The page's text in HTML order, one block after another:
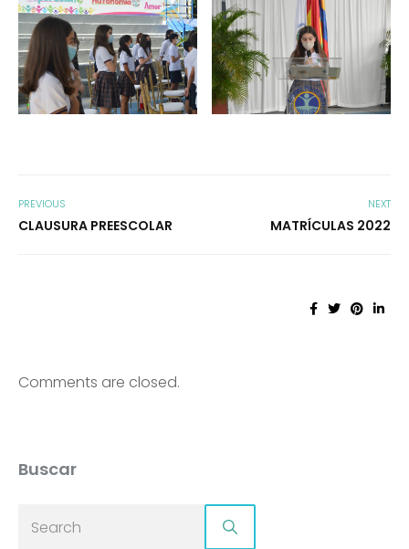
PREVIOUS
CLAUSURA PREESCOLAR
NEXT
MATRÍCULAS 2022
Comments are closed.
Buscar